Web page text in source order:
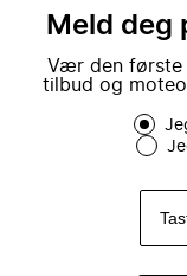
Meld
Vær den første
tilbud og